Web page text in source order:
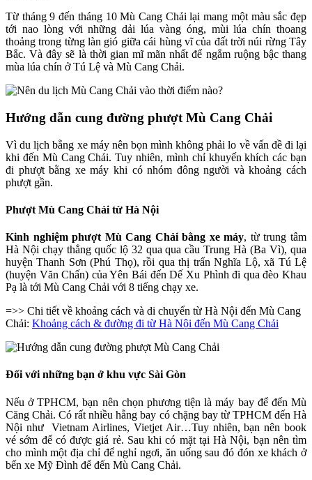
Từ tháng 9 đến tháng 10 Mù Cang Chải lại mang một màu sắc đẹp
tới nao lòng với những dải lúa vàng óng, mùi lúa chín thoang
thoảng trong từng làn gió giữa cái hùng vĩ của đất trời núi rừng Tây
Bắc. Và đây sẽ là thời gian mĩ mãn nhất để ngắm ruộng bậc thang
mùa lúa chín ở Tú Lệ và Mù Cang Chải.
Hướng dẫn cung đường phượt Mù Cang Chải
Vì du lịch bằng xe máy nên bọn mình không phải lo về vấn đề đi lại
khi đến Mù Cang Chải. Tuy nhiên, mình chỉ khuyến khích các bạn
đi phượt bằng xe máy khi có nhóm đông người và khoảng cách
phượt gần.
Phượt Mù Cang Chải từ Hà Nội
Kinh nghiệm phượt Mù Cang Chải bằng xe máy, từ trung tâm
Hà Nội chạy thẳng quốc lộ 32 qua qua cầu Trung Hà (Ba Vì), qua
huyện Thanh Sơn (Phú Thọ), rồi qua thị trấn Nghĩa Lộ, xã Tú Lệ
(huyện Văn Chấn) của Yên Bái đến Dế Xu Phình đi qua đèo Khau
Pạ là tới Mù Cang Chải với 8 tiếng chạy xe.
=>> Chi tiết về khoảng cách và di chuyển từ Hà Nội đến Mù Cang
Chải: Khoảng cách & đường đi từ Hà Nội đến Mù Cang Chải
Đối với những bạn ở khu vực Sài Gòn
Nếu ở TPHCM, bạn nên chọn phương tiện là máy bay để đến Mù
Căng Chải. Có rất nhiều hẵng bay có chặng bay từ TPHCM đến Hà
Nội như Vietnam Airlines, Vietjet Air…Tuy nhiên, bạn nên book
vé sớm để có được giá rẻ. Sau khi có mặt tại Hà Nội, bạn nên tìm
cho mình một địa chỉ để nghỉ ngơi, ăn uống sau đó đón xe khách ở
bến xe Mỹ Đình để đến Mù Cang Chải.